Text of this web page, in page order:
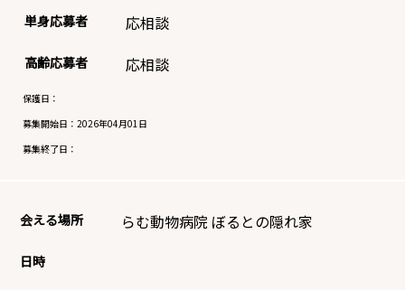
単身応募者 応相談
高齢応募者 応相談
保護日：
募集開始日： 2026年04月01日
募集終了日：
会える場所 らむ動物病院 ぼるとの隠れ家
日時